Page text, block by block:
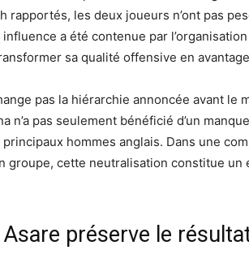
rapportés, les deux joueurs n’ont pas
a été contenue par
sa qualité offensive en
pas la hiérarchie annoncée avant le
n’a pas seulement bénéficié d’un
principaux hommes anglais. Dans une
groupe, cette neutralisation constitue
préserve le